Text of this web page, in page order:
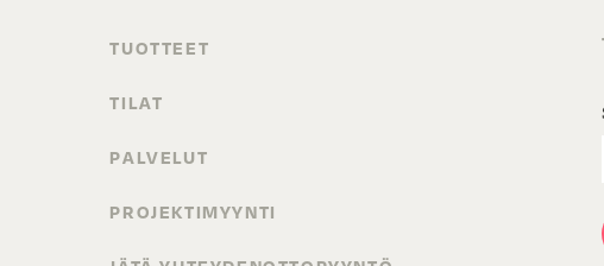
TUOTTEET
TILAT
PALVELUT
PROJEKTIMYYNTI